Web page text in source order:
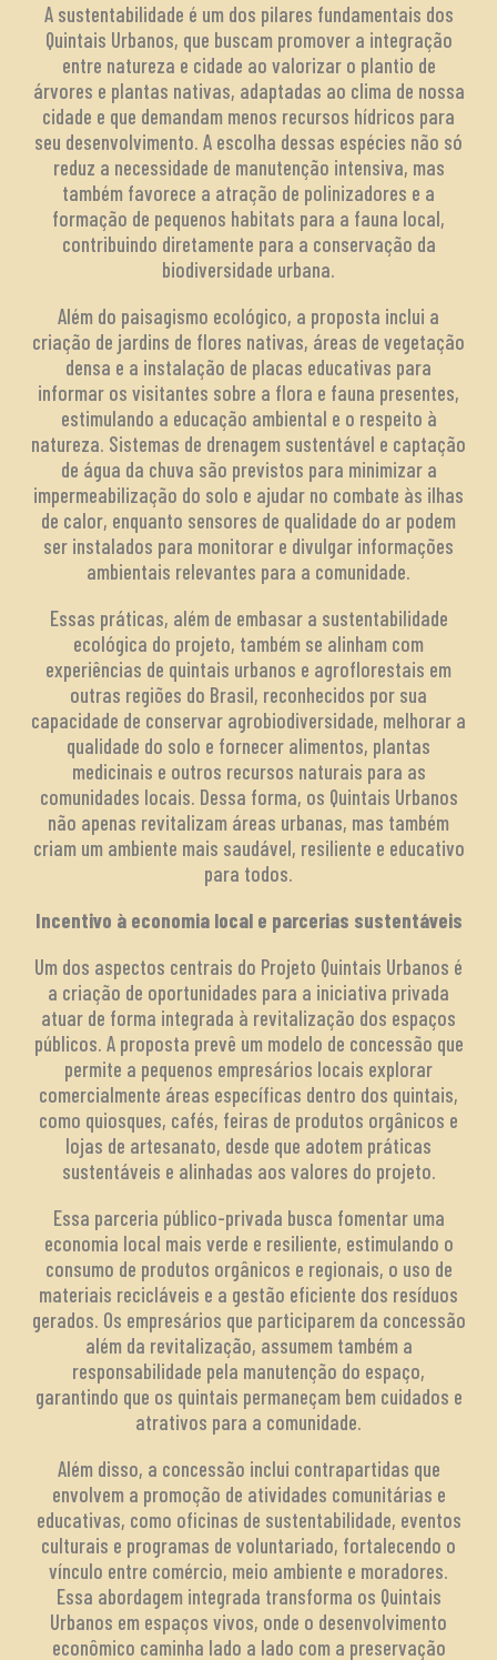
A sustentabilidade é um dos pilares fundamentais dos
Quintais Urbanos, que buscam promover a integração
entre natureza e cidade ao valorizar o plantio de
árvores e plantas nativas, adaptadas ao clima de nossa
cidade e que demandam menos recursos hídricos para
seu desenvolvimento. A escolha dessas espécies não só
reduz a necessidade de manutenção intensiva, mas
também favorece a atração de polinizadores e a
formação de pequenos habitats para a fauna local,
contribuindo diretamente para a conservação da
biodiversidade urbana.
Além do paisagismo ecológico, a proposta inclui a
criação de jardins de flores nativas, áreas de vegetação
densa e a instalação de placas educativas para
informar os visitantes sobre a flora e fauna presentes,
estimulando a educação ambiental e o respeito à
natureza. Sistemas de drenagem sustentável e captação
de água da chuva são previstos para minimizar a
impermeabilização do solo e ajudar no combate às ilhas
de calor, enquanto sensores de qualidade do ar podem
ser instalados para monitorar e divulgar informações
ambientais relevantes para a comunidade.
Essas práticas, além de embasar a sustentabilidade
ecológica do projeto, também se alinham com
experiências de quintais urbanos e agroflorestais em
outras regiões do Brasil, reconhecidos por sua
capacidade de conservar agrobiodiversidade, melhorar a
qualidade do solo e fornecer alimentos, plantas
medicinais e outros recursos naturais para as
comunidades locais. Dessa forma, os Quintais Urbanos
não apenas revitalizam áreas urbanas, mas também
criam um ambiente mais saudável, resiliente e educativo
para todos.
Incentivo à economia local e parcerias sustentáveis
Um dos aspectos centrais do Projeto Quintais Urbanos é
a criação de oportunidades para a iniciativa privada
atuar de forma integrada à revitalização dos espaços
públicos. A proposta prevê um modelo de concessão que
permite a pequenos empresários locais explorar
comercialmente áreas específicas dentro dos quintais,
como quiosques, cafés, feiras de produtos orgânicos e
lojas de artesanato, desde que adotem práticas
sustentáveis e alinhadas aos valores do projeto.
Essa parceria público-privada busca fomentar uma
economia local mais verde e resiliente, estimulando o
consumo de produtos orgânicos e regionais, o uso de
materiais recicláveis e a gestão eficiente dos resíduos
gerados. Os empresários que participarem da concessão
além da revitalização, assumem também a
responsabilidade pela manutenção do espaço,
garantindo que os quintais permaneçam bem cuidados e
atrativos para a comunidade.
Além disso, a concessão inclui contrapartidas que
envolvem a promoção de atividades comunitárias e
educativas, como oficinas de sustentabilidade, eventos
culturais e programas de voluntariado, fortalecendo o
vínculo entre comércio, meio ambiente e moradores.
Essa abordagem integrada transforma os Quintais
Urbanos em espaços vivos, onde o desenvolvimento
econômico caminha lado a lado com a preservação